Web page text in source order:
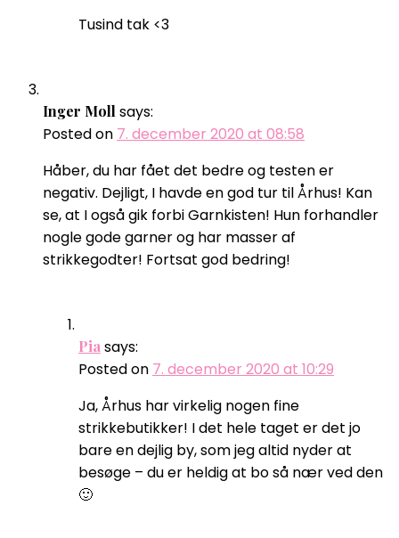
Tusind tak <3
Inger Mollsays:
Posted on 7. december 2020 at 08:58
Håber, du har fået det bedre og testen er
negativ. Dejligt, I havde en god tur til Århus! Kan
se, at I også gik forbi Garnkisten! Hun forhandler
nogle gode garner og har masser af
strikkegodter! Fortsat god bedring!
Piasays:
Posted on 7. december 2020 at 10:29
Ja, Århus har virkelig nogen fine
strikkebutikker! I det hele taget er det jo
bare en dejlig by, som jeg altid nyder at
besøge – du er heldig at bo så nær ved den
🙂